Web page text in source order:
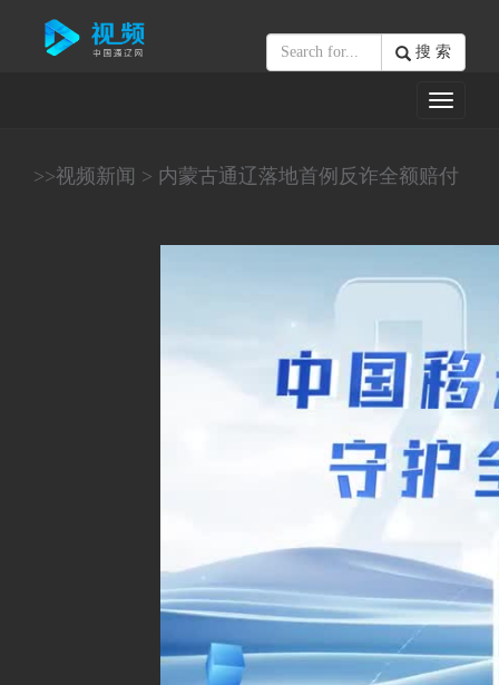
搜 索
Toggle
>>视频新闻 > 内蒙古通辽落地首例反诈全额赔付